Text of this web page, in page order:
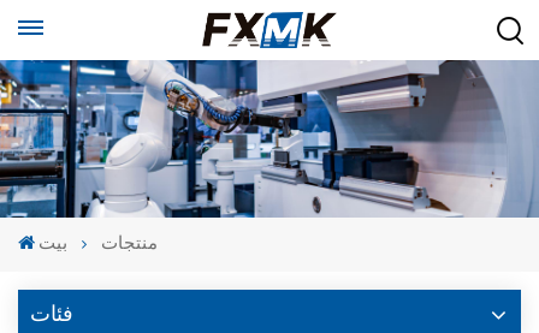
بيت منتجات
فئات